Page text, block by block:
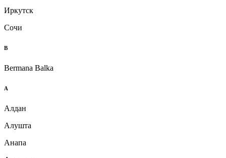
Иркутск
Сочи
B
Bermana Balka
А
Алдан
Алушта
Анапа